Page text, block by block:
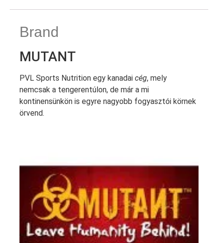
Brand
MUTANT
PVL Sports Nutrition egy kanadai cég, mely
nemcsak a tengerentúlon, de már a mi
kontinensünkön is egyre nagyobb fogyasztói körnek
örvend.